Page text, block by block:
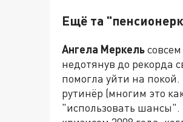
Ещё та
Ангела Меркель
недотянув до рекорда
помогла уйти на
рутинёр (многим это
"использовать